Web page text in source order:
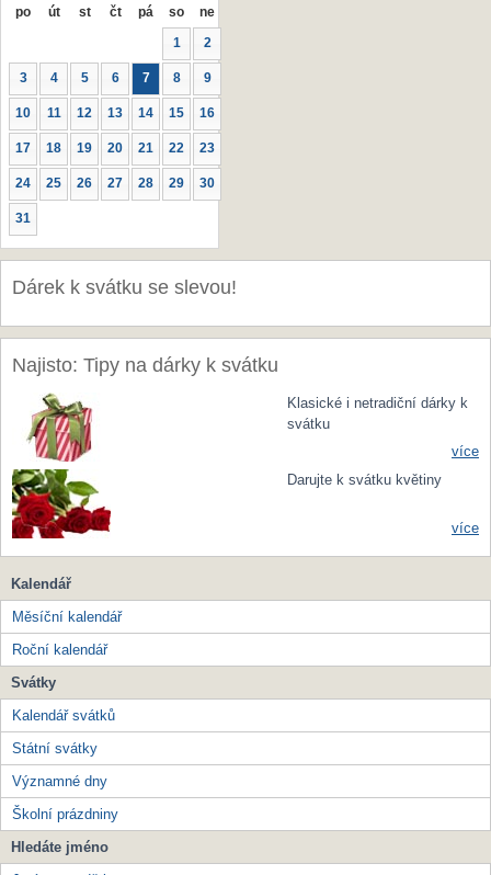
po út st čt pá so ne
1 2
3 4 5 6 7 8 9
10 11 12 13 14 15 16
17 18 19 20 21 22 23
24 25 26 27 28 29 30
31
Dárek k svátku se slevou!
Najisto: Tipy na dárky k svátku
Klasické i netradiční dárky k
svátku
více
Darujte k svátku květiny
více
Kalendář
Měsíční kalendář
Roční kalendář
Svátky
Kalendář svátků
Státní svátky
Významné dny
Školní prázdniny
Hledáte jméno